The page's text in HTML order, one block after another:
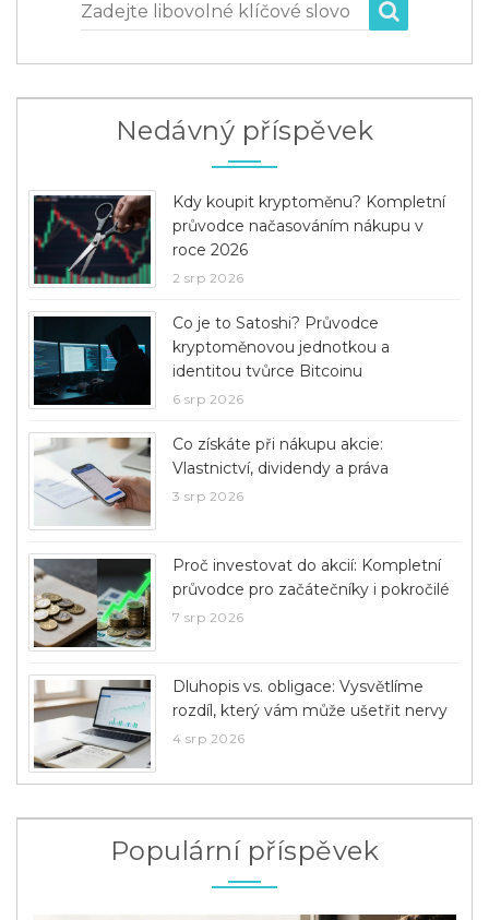
Zadejte libovolné klíčové slovo
Nedávný příspěvek
Kdy koupit kryptoměnu? Kompletní
průvodce načasováním nákupu v
roce 2026
2 srp 2026
Co je to Satoshi? Průvodce
kryptoměnovou jednotkou a
identitou tvůrce Bitcoinu
6 srp 2026
Co získáte při nákupu akcie:
Vlastnictví, dividendy a práva
3 srp 2026
Proč investovat do akcií: Kompletní
průvodce pro začátečníky i pokročilé
7 srp 2026
Dluhopis vs. obligace: Vysvětlíme
rozdíl, který vám může ušetřit nervy
4 srp 2026
Populární příspěvek